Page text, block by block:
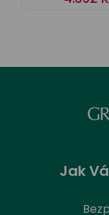
Jak